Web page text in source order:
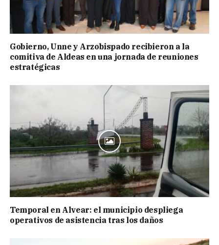
Gobierno, Unne y Arzobispado recibieron a la
comitiva de Aldeas en una jornada de reuniones
estratégicas
Temporal en Alvear: el municipio despliega
operativos de asistencia tras los daños